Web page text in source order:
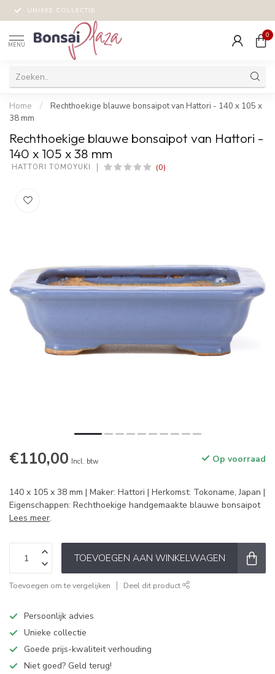
UNIEKE COLLECTIE
MENU
0
Home /
Rechthoekige blauwe bonsaipot van Hattori - 140 x 105 x
38 mm
Rechthoekige blauwe bonsaipot van Hattori -
140 x 105 x 38 mm
HATTORI TOMOYUKI (0)
€110,00 Incl. btw Op voorraad
140 x 105 x 38 mm | Maker: Hattori | Herkomst: Tokoname, Japan |
Eigenschappen: Rechthoekige handgemaakte blauwe bonsaipot
Lees meer.
TOEVOEGEN AAN WINKELWAGEN
Toevoegen om te vergelijken Deel dit product
Persoonlijk advies
Unieke collectie
Goede prijs-kwaliteit verhouding
Niet goed? Geld terug!